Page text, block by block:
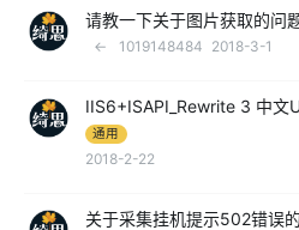
请教一下关于图片获取的问
← 1019148484 2018-3-1
IIS6+ISAPI_Rewrite 3 中文
通用
2018-2-22
关于采集挂机提示502错误